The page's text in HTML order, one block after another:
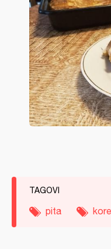
TAGOVI
pita kore